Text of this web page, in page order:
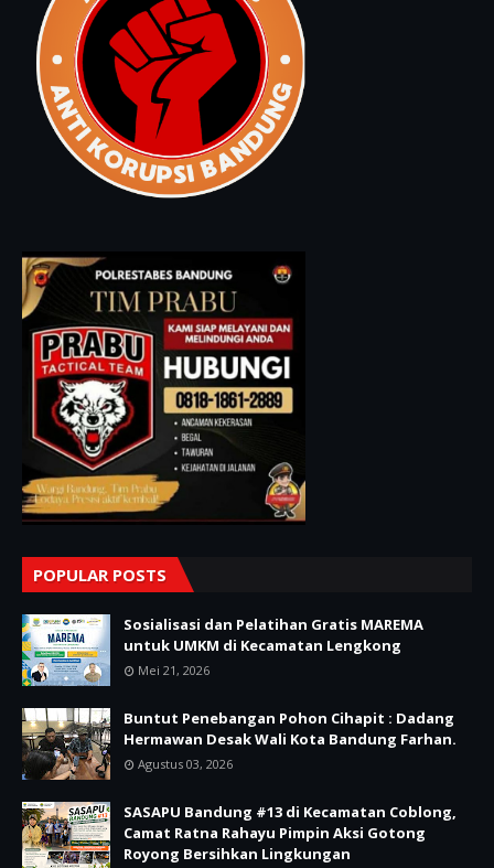
POPULAR POSTS
Sosialisasi dan Pelatihan Gratis MAREMA
untuk UMKM di Kecamatan Lengkong
Mei 21, 2026
Buntut Penebangan Pohon Cihapit : Dadang
Hermawan Desak Wali Kota Bandung Farhan.
Agustus 03, 2026
SASAPU Bandung #13 di Kecamatan Coblong,
Camat Ratna Rahayu Pimpin Aksi Gotong
Royong Bersihkan Lingkungan